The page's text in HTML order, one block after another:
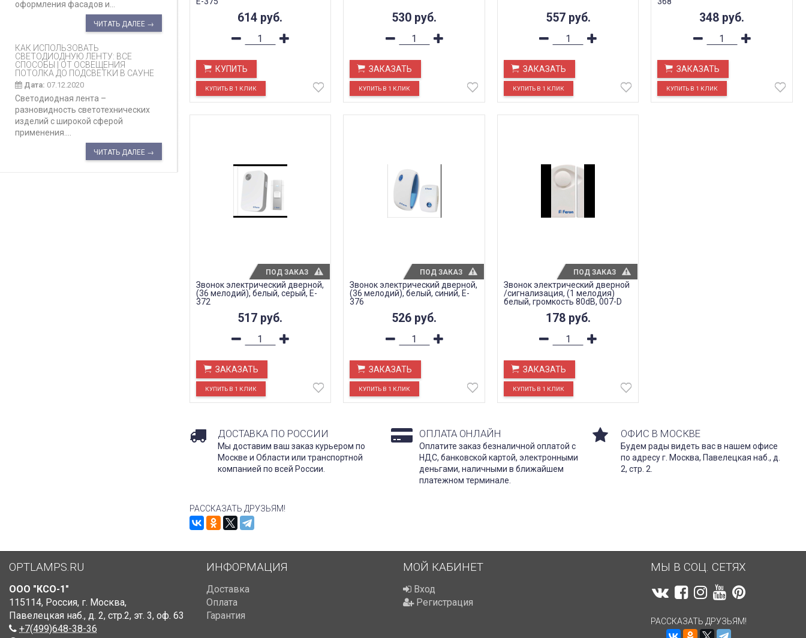
оформления фасадов и...
ЧИТАТЬ ДАЛЕЕ →
КАК ИСПОЛЬЗОВАТЬ
СВЕТОДИОДНУЮ ЛЕНТУ: ВСЕ
СПОСОБЫ | ОТ ОСВЕЩЕНИЯ
ПОТОЛКА ДО ПОДСВЕТКИ В САУНЕ
Дата: 07.12.2020
Светодиодная лента –
разновидность светотехнических
изделий с широкой сферой
применения....
ЧИТАТЬ ДАЛЕЕ →
614 руб.
КУПИТЬ
530 руб.
ЗАКАЗАТЬ
557 руб.
ЗАКАЗАТЬ
348 руб.
ЗАКАЗАТЬ
Звонок электрический дверной,
(36 мелодий), белый, серый, E-
372
517 руб.
ЗАКАЗАТЬ
ПОД ЗАКАЗ
Звонок электрический дверной,
(36 мелодий), белый, синий, E-
376
526 руб.
ЗАКАЗАТЬ
ПОД ЗАКАЗ
Звонок электрический дверной
/сигнализация, (1 мелодия)
белый, громкоcть 80dB, 007-D
178 руб.
ЗАКАЗАТЬ
ПОД ЗАКАЗ
ДОСТАВКА ПО РОССИИ
Мы доставим ваш заказ курьером по
Москве и Области или транспортной
компанией по всей России.
ОПЛАТА ОНЛАЙН
Оплатите заказ безналичной оплатой с
НДС, банковской картой, электронными
деньгами, наличными в ближайшем
платежном терминале.
ОФИС В МОСКВЕ
Будем рады видеть вас в нашем офисе
по адресу г. Москва, Павелецкая наб., д.
2, стр. 2.
РАССКАЗАТЬ ДРУЗЬЯМ!
OPTLAMPS.RU
ООО "КСО-1"
115114, Россия, г. Москва,
Павелецкая наб., д. 2, стр.2, эт. 3, оф. 63
+7(499)648-38-36
ИНФОРМАЦИЯ
Доставка
Оплата
Гарантия
МОЙ КАБИНЕТ
Вход
Регистрация
МЫ В СОЦ. СЕТЯХ
РАССКАЗАТЬ ДРУЗЬЯМ!